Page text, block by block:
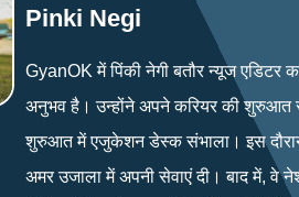
Pinki Negi
GyanOK में पिंकी नेगी बतौर न्यूज एडिटर
अनुभव है। उन्होंने अपने करियर की शुरुआत
शुरुआत में एजुकेशन डेस्क संभाला। इस
अमर उजाला में अपनी सेवाएं दी। बाद में,